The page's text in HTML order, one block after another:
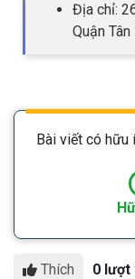
Địa chỉ:
Quận
Bài viết có hữu
Thích 0 lượt